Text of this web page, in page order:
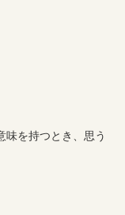
味を持つとき、思う